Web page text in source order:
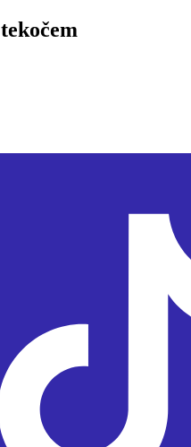
tekočem